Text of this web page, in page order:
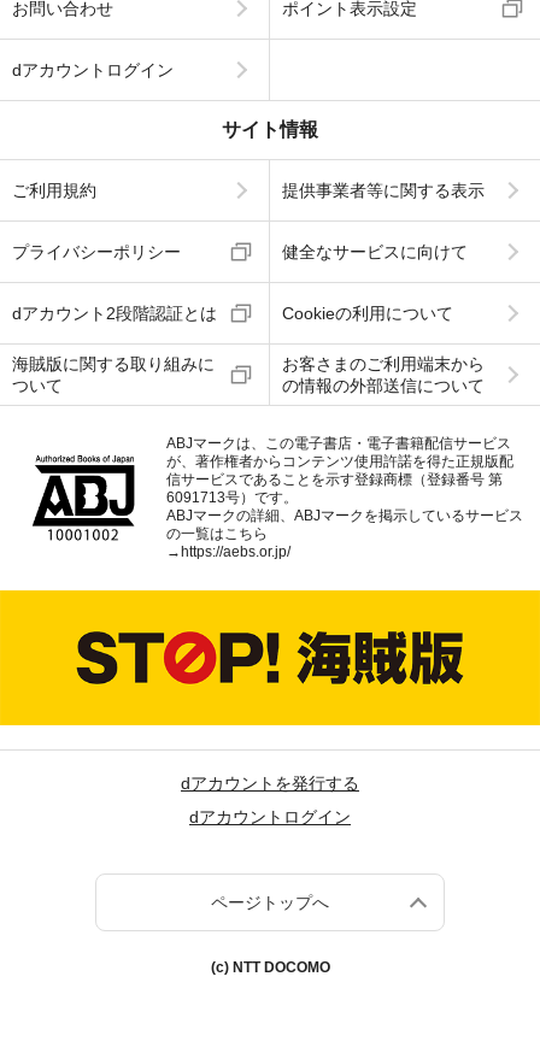
お問い合わせ ポイント表示設定
dアカウントログイン
サイト情報
ご利用規約 提供事業者等に関する表示
プライバシーポリシー 健全なサービスに向けて
dアカウント2段階認証とは Cookieの利用について
海賊版に関する取り組みに
ついて
お客さまのご利用端末から
の情報の外部送信について
ABJマークは、この電子書店・電子書籍配信サービス
が、著作権者からコンテンツ使用許諾を得た正規版配
信サービスであることを示す登録商標（登録番号 第
6091713号）です。
ABJマークの詳細、ABJマークを掲示しているサービス
の一覧はこちら
→ https://aebs.or.jp/
dアカウントを発行する
dアカウントログイン
ページトップへ
(c) NTT DOCOMO